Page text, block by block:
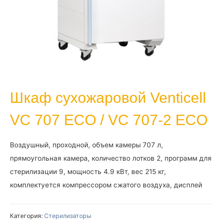
Шкаф сухожаровой Venticell
VC 707 ECO / VC 707-2 ECO
Воздушный, проходной, объем камеры 707 л,
прямоугольная камера, количество лотков 2, программ для
стерилизации 9, мощность 4.9 кВт, вес 215 кг,
комплектуется компрессором сжатого воздуха, дисплей
Категория: Стерилизаторы